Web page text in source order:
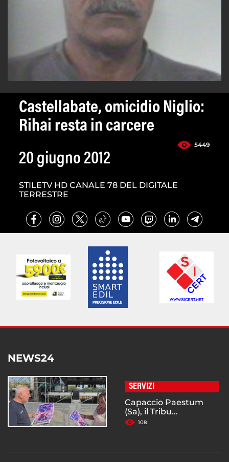
Castellabate, omicidio Niglio:
Rihai resta in carcere
5449
20 giugno 2012
STILETV HD CANALE 78 DEL DIGITALE
TERRESTRE
NEWS24
SERVIZI
Capaccio Paestum
(Sa), il Tribu...
108